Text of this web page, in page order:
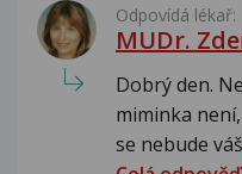
Odpovídá lékař:
MUDr.
Dobrý den.
miminka
se nebude